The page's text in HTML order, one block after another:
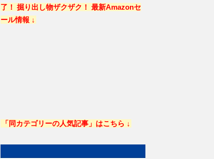
了！ 掘り出し物ザクザク！ 最新Amazonセ
ール情報 ↓
「同カテゴリーの人気記事」はこちら ↓